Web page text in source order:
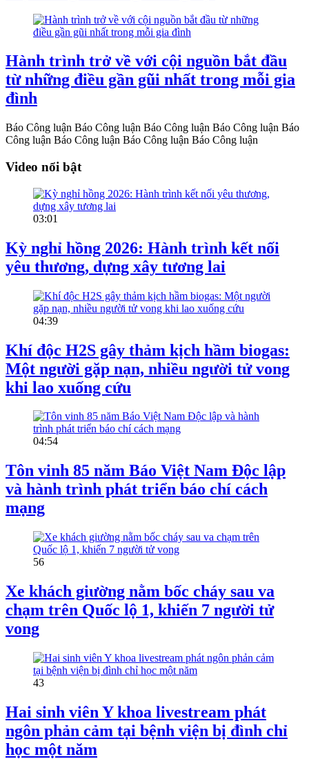
Hành trình trở về với cội nguồn bắt đầu
từ những điều gần gũi nhất trong mỗi gia
đình
Báo Công luận Báo Công luận Báo Công luận Báo Công luận Báo
Công luận Báo Công luận Báo Công luận Báo Công luận
Video nổi bật
03:01
Kỳ nghỉ hồng 2026: Hành trình kết nối
yêu thương, dựng xây tương lai
04:39
Khí độc H2S gây thảm kịch hầm biogas:
Một người gặp nạn, nhiều người tử vong
khi lao xuống cứu
04:54
Tôn vinh 85 năm Báo Việt Nam Độc lập
và hành trình phát triển báo chí cách
mạng
56
Xe khách giường nằm bốc cháy sau va
chạm trên Quốc lộ 1, khiến 7 người tử
vong
43
Hai sinh viên Y khoa livestream phát
ngôn phản cảm tại bệnh viện bị đình chỉ
học một năm